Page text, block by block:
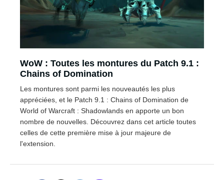
WoW : Toutes les montures du Patch 9.1 :
Chains of Domination
Les montures sont parmi les nouveautés les plus
appréciées, et le Patch 9.1 : Chains of Domination de
World of Warcraft : Shadowlands en apporte un bon
nombre de nouvelles. Découvrez dans cet article toutes
celles de cette première mise à jour majeure de
l'extension.